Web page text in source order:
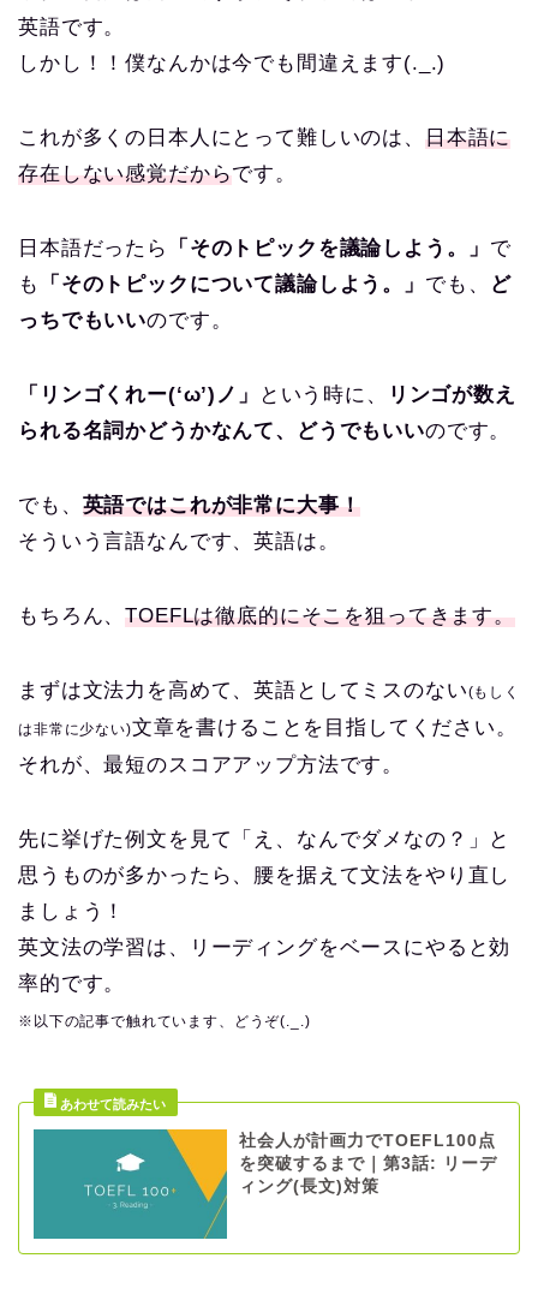
英語です。
しかし！！僕なんかは今でも間違えます(._.)
これが多くの日本人にとって難しいのは、 日本語に
存在しない感覚だからです。
日本語だったら 「そのトピックを議論しよう。」 で
も
「そのトピックについて議論しよう。」 でも、
ど
っちでもいいのです。
「リンゴくれー(‘ω’)ノ」 という時に、
リンゴが数え
られる名詞かどうかなんて、どうでもいいのです。
でも、 英語ではこれが非常に大事！
そういう言語なんです、英語は。
もちろん、TOEFLは徹底的にそこを狙ってきます。
まずは文法力を高めて、英語としてミスのない(もしく
は非常に少ない)文章を書けることを目指してください。
それが、最短のスコアアップ方法です。
先に挙げた例文を見て「え、なんでダメなの？」と
思うものが多かったら、腰を据えて文法をやり直し
ましょう！
英文法の学習は、リーディングをベースにやると効
率的です。
※以下の記事で触れています、どうぞ(._.)
社会人が計画力でTOEFL100点
を突破するまで｜第3話: リーデ
ィング(長文)対策